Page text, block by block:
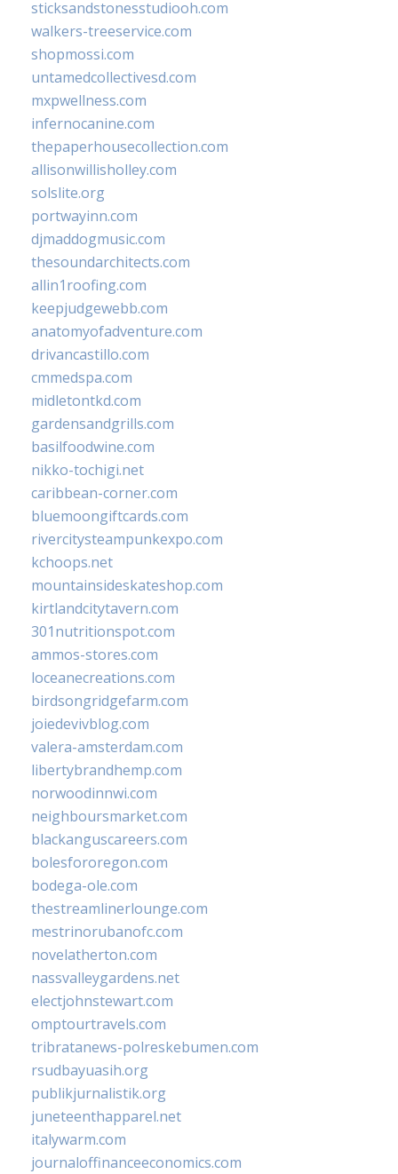
sticksandstonesstudiooh.com
walkers-treeservice.com
shopmossi.com
untamedcollectivesd.com
mxpwellness.com
infernocanine.com
thepaperhousecollection.com
allisonwillisholley.com
solslite.org
portwayinn.com
djmaddogmusic.com
thesoundarchitects.com
allin1roofing.com
keepjudgewebb.com
anatomyofadventure.com
drivancastillo.com
cmmedspa.com
midletontkd.com
gardensandgrills.com
basilfoodwine.com
nikko-tochigi.net
caribbean-corner.com
bluemoongiftcards.com
rivercitysteampunkexpo.com
kchoops.net
mountainsideskateshop.com
kirtlandcitytavern.com
301nutritionspot.com
ammos-stores.com
loceanecreations.com
birdsongridgefarm.com
joiedevivblog.com
valera-amsterdam.com
libertybrandhemp.com
norwoodinnwi.com
neighboursmarket.com
blackanguscareers.com
bolesfororegon.com
bodega-ole.com
thestreamlinerlounge.com
mestrinorubanofc.com
novelatherton.com
nassvalleygardens.net
electjohnstewart.com
omptourtravels.com
tribratanews-polreskebumen.com
rsudbayuasih.org
publikjurnalistik.org
juneteenthapparel.net
italywarm.com
journaloffinanceeconomics.com